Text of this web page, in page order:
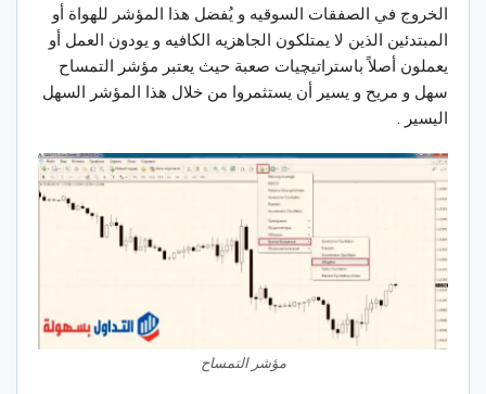
الخروج في الصفقات السوقيه و يُفضل هذا المؤشر للهواة أو
المبتدئين الذين لا يمتلكون الجاهزيه الكافيه و يودون العمل أو
يعملون أصلاً باستراتيچيات صعبة حيث يعتبر مؤشر التمساح
سهل و مريح و يسير أن يستثمروا من خلال هذا المؤشر السهل
اليسير .
مؤشر التمساح